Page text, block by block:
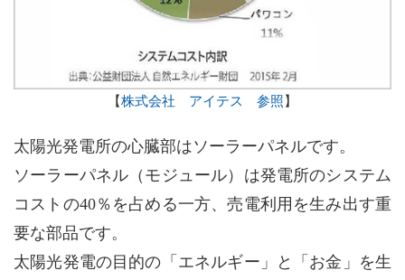
【株式会社 アイテス 参照 】
太陽光発電所の心臓部はソーラーパネルです。
ソーラーパネル（モジュール）は発電所のシステム
コストの40％を占める一方、売電利用を生み出す重
要な部品です。
太陽光発電の目的の「エネルギー」と「お金」を生